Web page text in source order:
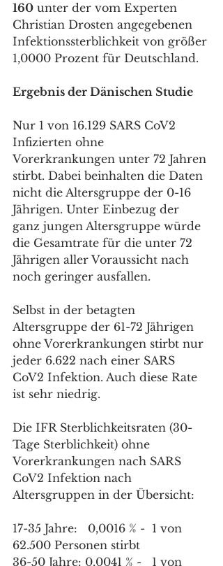
160 unter der vom Experten
Christian Drosten angegebenen
Infektionssterblichkeit von größer
1,0000 Prozent für Deutschland.
Ergebnis der Dänischen Studie
Nur 1 von 16.129 SARS CoV2
Infizierten ohne
Vorerkrankungen unter 72 Jahren
stirbt. Dabei beinhalten die Daten
nicht die Altersgruppe der 0-16
Jährigen. Unter Einbezug der
ganz jungen Altersgruppe würde
die Gesamtrate für die unter 72
Jährigen aller Voraussicht nach
noch geringer ausfallen.
Selbst in der betagten
Altersgruppe der 61-72 Jährigen
ohne Vorerkrankungen stirbt nur
jeder 6.622 nach einer SARS
CoV2 Infektion. Auch diese Rate
ist sehr niedrig.
Die IFR Sterblichkeitsraten (30-
Tage Sterblichkeit) ohne
Vorerkrankungen nach SARS
CoV2 Infektion nach
Altersgruppen in der Übersicht:
17-35 Jahre:   0,0016 % -  1 von
62.500 Personen stirbt
36-50 Jahre: 0,0041 % -   1 von